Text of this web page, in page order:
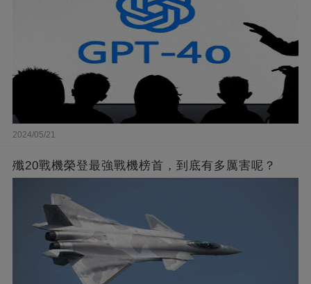
2024/05/21
殲20戰機榮登最強戰機榜首，到底有多厲害呢？